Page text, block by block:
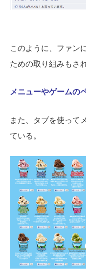
このように、ファン
ための取り組みもさ
メニューやゲームの
また、タブを使って
ている。